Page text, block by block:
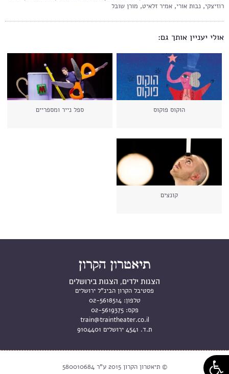
רוזיצקי, נבות אורי, אמיר זלאיט, מורן שובל
אולי יעניין אותך גם:
הוקוס פוקוס ספל נייר ומספריים
קונצים
הצגות ילדים, הצגות בירושלים
פסטיבל הקרון הבינ"ל ירושלים
טלפון: 02-5618514
פקס: 02-5619375
train@traintheater.co.il
ת.ד. 4541 ירושלים 9104401
© תיאטרון הקרון 2015 ע"ר 580010684